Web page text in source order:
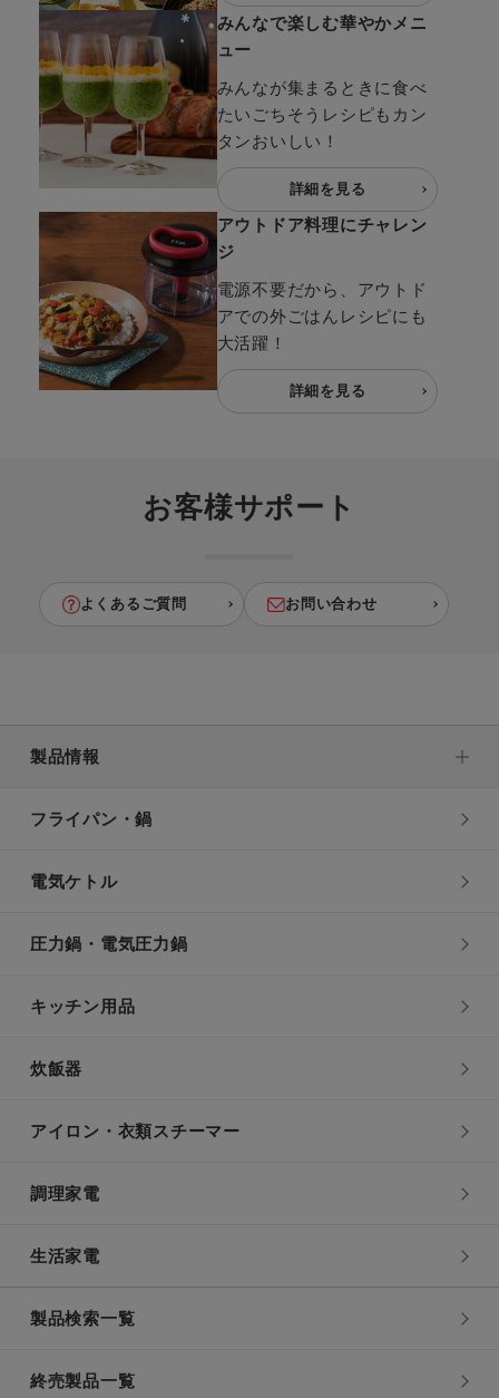
みんなで楽しむ華やかメニ
ュー
みんなが集まるときに食べ
たいごちそうレシピもカン
タンおいしい！
詳細を見る
アウトドア料理にチャレン
ジ
電源不要だから、アウトド
アでの外ごはんレシピにも
大活躍！
詳細を見る
お客様サポート
よくあるご質問 お問い合わせ
製品情報
フライパン・鍋
電気ケトル
圧力鍋・電気圧力鍋
キッチン用品
炊飯器
アイロン・衣類スチーマー
調理家電
生活家電
製品検索一覧
終売製品一覧